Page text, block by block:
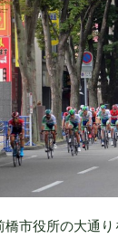
市役所の大通り